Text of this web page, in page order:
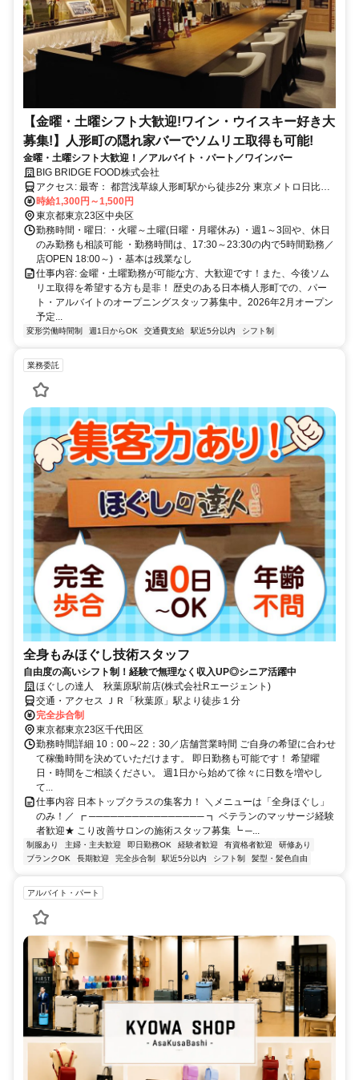
【金曜・土曜シフト大歓迎!ワイン・ウイスキー好き大
募集!】人形町の隠れ家バーでソムリエ取得も可能!
金曜・土曜シフト大歓迎！／アルバイト・パート／ワインバー
BIG BRIDGE FOOD株式会社
アクセス: 最寄： 都営浅草線人形町駅から徒歩2分 東京メトロ日比谷
線人形町駅から徒歩約2分 東京メトロ半蔵門線水天宮前駅から徒歩1
分
時給1,300円～1,500円
東京都東京23区中央区
勤務時間・曜日: ・火曜～土曜(日曜・月曜休み) ・週1～3回や、休日
のみ勤務も相談可能 ・勤務時間は、17:30～23:30の内で5時間勤務／
店OPEN 18:00～) ・基本は残業なし
仕事内容: 金曜・土曜勤務が可能な方、大歓迎です！また、今後ソム
リエ取得を希望する方も是非！ 歴史のある日本橋人形町での、パー
ト・アルバイトのオープニングスタッフ募集中。2026年2月オープン
予定...
変形労働時間制 週1日からOK 交通費支給 駅近5分以内 シフト制
業務委託
全身もみほぐし技術スタッフ
自由度の高いシフト制！経験で無理なく収入UP◎シニア活躍中
ほぐしの達人 秋葉原駅前店(株式会社Rエージェント)
交通・アクセス ＪＲ「秋葉原」駅より徒歩１分
完全歩合制
東京都東京23区千代田区
勤務時間詳細 10：00～22：30／店舗営業時間 ご自身の希望に合わせ
て稼働時間を決めていただけます。 即日勤務も可能です！ 希望曜
日・時間をご相談ください。 週1日から始めて徐々に日数を増やし
て...
仕事内容 日本トップクラスの集客力！ ＼メニューは「全身ほぐし」
のみ！／ ┏ ──────────────── ┓ ベテランのマッサージ経験
者歓迎★ こり改善サロンの施術スタッフ募集 ┗ ─...
制服あり 主婦・主夫歓迎 即日勤務OK 経験者歓迎 有資格者歓迎
研修あり
ブランクOK
長期歓迎 完全歩合制 駅近5分以内 シフト制 髪型・髪色自由
アルバイト・パート